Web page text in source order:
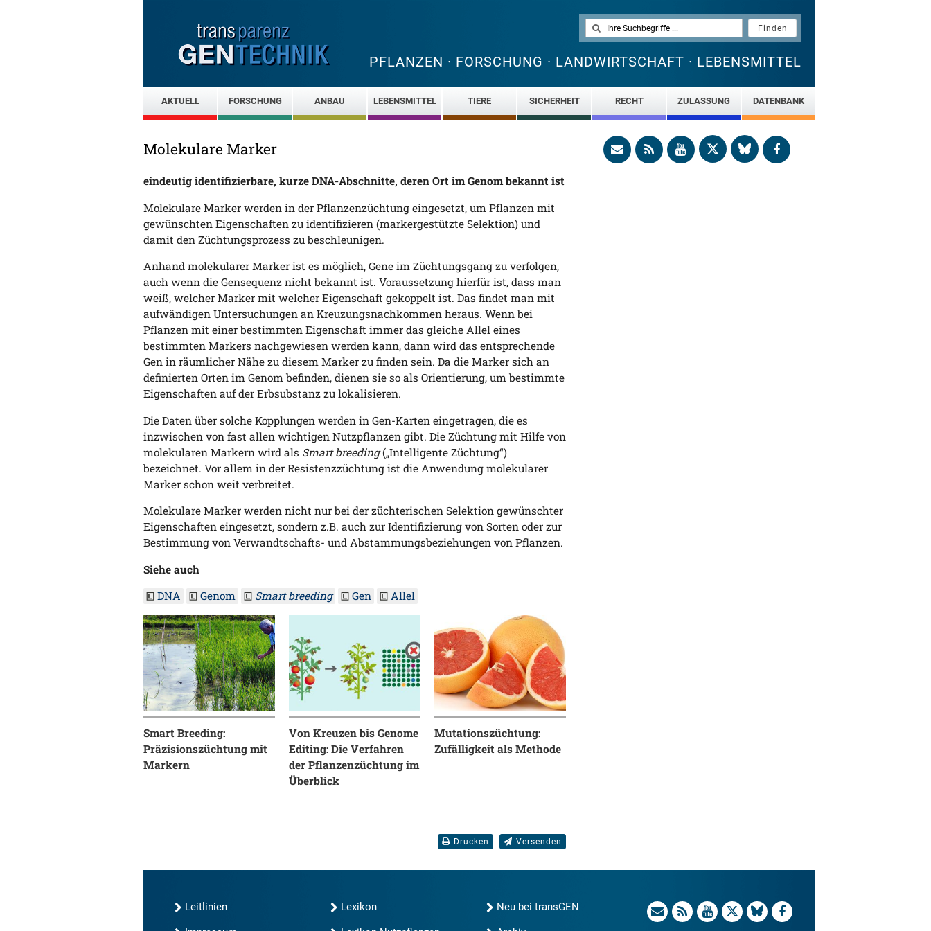
PFLANZEN · FORSCHUNG · LANDWIRTSCHAFT · LEBENSMITTEL
AKTUELL FORSCHUNG ANBAU LEBENSMITTEL TIERE SICHERHEIT RECHT ZULASSUNG DATENBANK
Molekulare Marker
eindeutig identifizierbare, kurze DNA-Abschnitte, deren Ort im Genom bekannt ist
Molekulare Marker werden in der Pflanzenzüchtung eingesetzt, um Pflanzen mit
gewünschten Eigenschaften zu identifizieren (markergestützte Selektion) und
damit den Züchtungsprozess zu beschleunigen.
Anhand molekularer Marker ist es möglich, Gene im Züchtungsgang zu verfolgen,
auch wenn die Gensequenz nicht bekannt ist. Voraussetzung hierfür ist, dass man
weiß, welcher Marker mit welcher Eigenschaft gekoppelt ist. Das findet man mit
aufwändigen Untersuchungen an Kreuzungsnachkommen heraus. Wenn bei
Pflanzen mit einer bestimmten Eigenschaft immer das gleiche Allel eines
bestimmten Markers nachgewiesen werden kann, dann wird das entsprechende
Gen in räumlicher Nähe zu diesem Marker zu finden sein. Da die Marker sich an
definierten Orten im Genom befinden, dienen sie so als Orientierung, um bestimmte
Eigenschaften auf der Erbsubstanz zu lokalisieren.
Die Daten über solche Kopplungen werden in Gen-Karten eingetragen, die es
inzwischen von fast allen wichtigen Nutzpflanzen gibt. Die Züchtung mit Hilfe von
molekularen Markern wird als Smart breeding(„Intelligente Züchtung“)
bezeichnet. Vor allem in der Resistenzzüchtung ist die Anwendung molekularer
Marker schon weit verbreitet.
Molekulare Marker werden nicht nur bei der züchterischen Selektion gewünschter
Eigenschaften eingesetzt, sondern z.B. auch zur Identifizierung von Sorten oder zur
Bestimmung von Verwandtschafts- und Abstammungsbeziehungen von Pflanzen.
Siehe auch
DNA
Genom Smart breeding Gen Allel
Smart Breeding:
Präzisionszüchtung mit
Markern
Von Kreuzen bis Genome
Editing: Die Verfahren
der Pflanzenzüchtung im
Überblick
Mutationszüchtung:
Zufälligkeit als Methode
Drucken Versenden
Leitlinien Lexikon Neu bei transGEN